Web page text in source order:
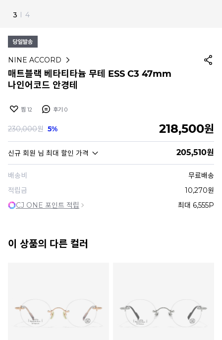
4 I 4
NINE ACCORD
매트블랙 베타티타늄 무테 ESS C3 47mm
나인어코드 안경테
찜 12 후기 0
230,000원 5% 218,500원
신규 회원 님 최대 할인 가격 205,510원
배송비
무료배송
적립금
10,270원
CJ ONE 포인트 적립
최대 6,555P
이 상품의 다른 컬러